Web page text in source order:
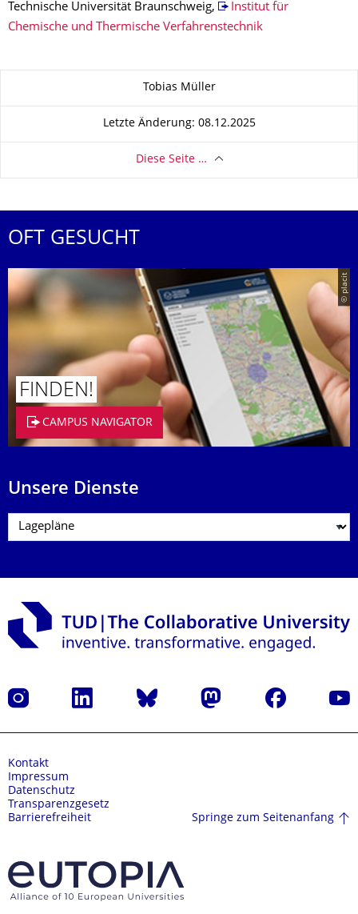
Technische Universität Braunschweig,
Institut für
Chemische und Thermische Verfahrenstechnik
Tobias Müller
Letzte Änderung: 08.12.2025
Diese Seite …
OFT GESUCHT
© placit
FINDEN!
CAMPUS NAVIGATOR
Unsere Dienste
Instagram LinkedIn Bluesky Mastodon Facebook
Kontakt
Impressum
Datenschutz
Transparenzgesetz
Barrierefreiheit
Springe zum Seitenanfang